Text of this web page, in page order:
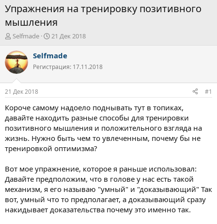
Упражнения на тренировку позитивного
мышления
А
т
о
р
т
е
м
ы
Selfmade
Д
т
н
а
л
21 Дек 2018
Selfmade
Регистрация: 17.11.2018
21 Дек 2018 #1
Короче самому надоело поднывать тут в топиках,
давайте находить разные способы для тренировки
позитивного мышления и положительного взгляда на
жизнь. Нужно быть чем то увлеченным, почему бы не
тренировкой оптимизма?
Вот мое упражнение, которое я раньше использовал:
Давайте предположим, что в голове у нас есть такой
механизм, я его называю "умный" и "доказывающий" Так
вот, умный что то предполагает, а доказывающий сразу
накидывает доказательства почему это именно так.